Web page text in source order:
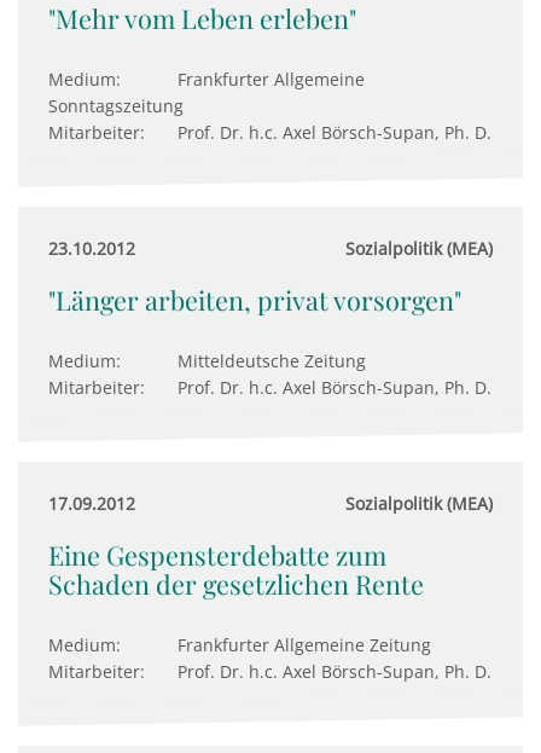
"Mehr vom Leben erleben"
Medium:
Frankfurter Allgemeine
Sonntagszeitung
Mitarbeiter:
Prof. Dr. h.c. Axel Börsch-Supan, Ph. D.
23.10.2012 Sozialpolitik (MEA)
"Länger arbeiten, privat vorsorgen"
Medium:
Mitteldeutsche Zeitung
Mitarbeiter:
Prof. Dr. h.c. Axel Börsch-Supan, Ph. D.
17.09.2012 Sozialpolitik (MEA)
Eine Gespensterdebatte zum
Schaden der gesetzlichen Rente
Medium:
Frankfurter Allgemeine Zeitung
Mitarbeiter:
Prof. Dr. h.c. Axel Börsch-Supan, Ph. D.